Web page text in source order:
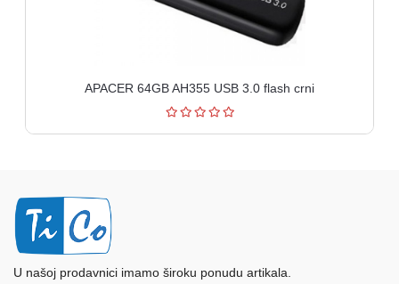
APACER 64GB AH355 USB 3.0 flash crni
U našoj prodavnici imamo široku ponudu artikala.